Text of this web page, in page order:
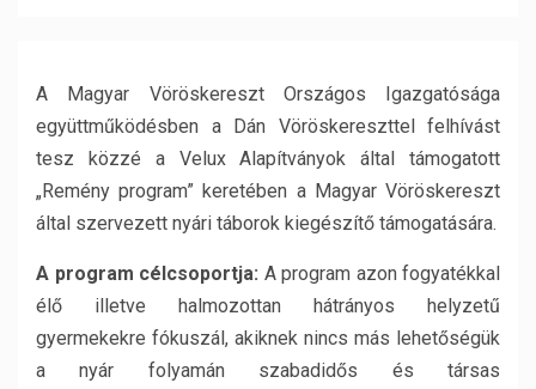
A Magyar Vöröskereszt Országos Igazgatósága
együttműködésben a Dán Vöröskereszttel felhívást
tesz közzé a Velux Alapítványok által támogatott
„Remény program” keretében a Magyar Vöröskereszt
által szervezett nyári táborok kiegészítő támogatására.
A program célcsoportja: A program azon fogyatékkal
élő illetve halmozottan hátrányos helyzetű
gyermekekre fókuszál, akiknek nincs más lehetőségük
a nyár folyamán szabadidős és társas